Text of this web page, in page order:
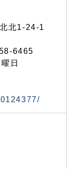
北1-24-1
6465
日